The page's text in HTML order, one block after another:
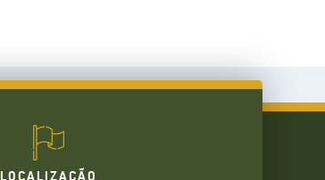
LOCALIZAÇÃO